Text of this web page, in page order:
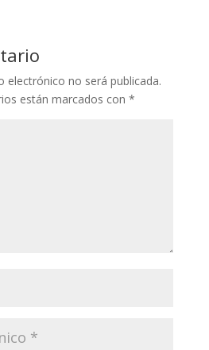
electrónico no será publicada.
están marcados con *